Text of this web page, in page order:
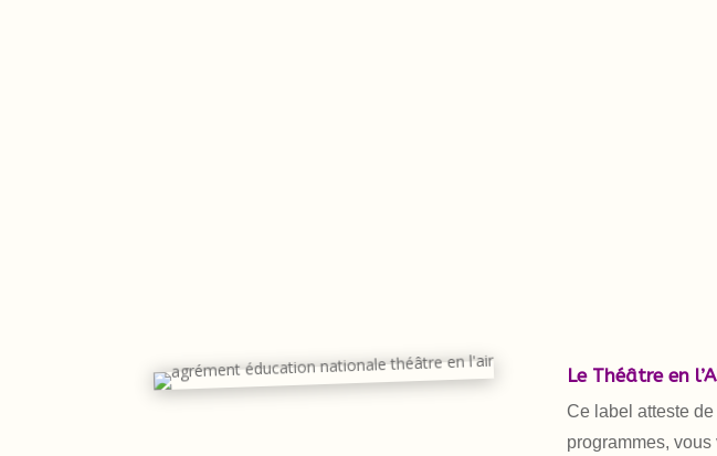
Le Théâtre en
Ce label atteste
programmes,